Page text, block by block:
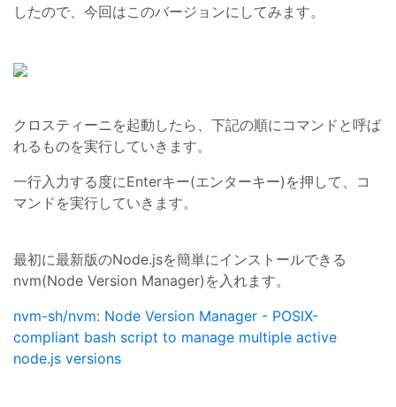
したので、今回はこのバージョンにしてみます。
クロスティーニを起動したら、下記の順にコマンドと呼ば
れるものを実行していきます。
一行入力する度にEnterキー(エンターキー)を押して、コ
マンドを実行していきます。
最初に最新版のNode.jsを簡単にインストールできる
nvm(Node Version Manager)を入れます。
nvm-sh/nvm: Node Version Manager - POSIX-
compliant bash script to manage multiple active
node.js versions